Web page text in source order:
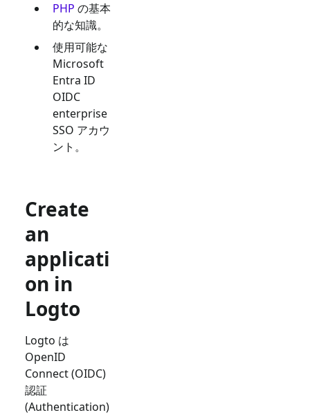
PHP の基本
的な知識。
使用可能な
Microsoft
Entra ID
OIDC
enterprise
SSO アカウ
ント。
Create
an
applicati
on in
Logto
Logto は
OpenID
Connect (OIDC)
認証
(Authentication)